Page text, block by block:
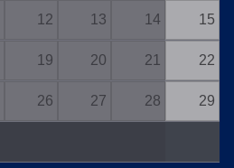
12 13 14 15
19 20 21 22
26 27 28 29